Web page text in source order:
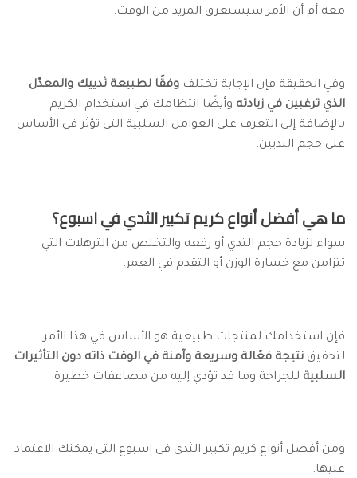
معه أم أن الأمر سيستغرق المزيد من الوقت.
وفي الحقيقة فإن الإجابة تختلف وفقًا لطبيعة ثدييك والمعدّل
الذي ترغبين في زيادته وأيضًا انتظامك في استخدام الكريم
بالإضافة إلى التعرف على العوامل السلبية التي تؤثر في الأساس
على حجم الثديين.
ما هي أفضل أنواع كريم تكبير الثدي في اسبوع؟
سواء لزيادة حجم الثدي أو رفعه والتخلص من الترهلات التي
تتزامن مع خسارة الوزن أو التقدم في العمر.
فإن استخدامك لمنتجات طبيعية هو الأساس في هذا الأمر
لتحقيق نتيجة فعّالة وسريعة وآمنة في الوقت ذاته دون التأثيرات
السلبية للجراحة وما قد تؤدي إليه من مضاعفات خطيرة.
ومن أفضل أنواع كريم تكبير الثدي في اسبوع التي يمكنك الاعتماد
عليها: